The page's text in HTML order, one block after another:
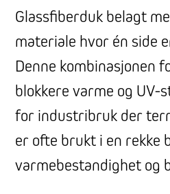
Glassfiberduk belagt
materiale hvor én side
Denne kombinasjonen
blokkere varme og UV-
for industribruk der
er ofte brukt i en rekke
varmebestandighet og